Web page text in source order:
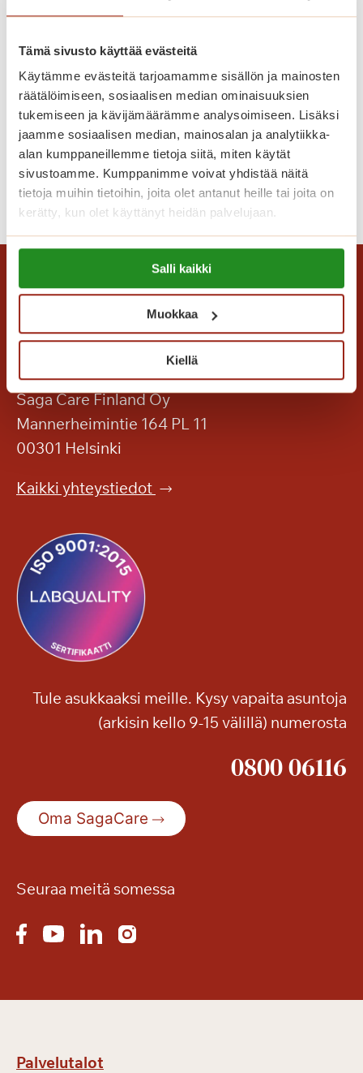
Tämä sivusto käyttää evästeitä
Käytämme evästeitä tarjoamamme sisällön ja mainosten
räätälöimiseen, sosiaalisen median ominaisuuksien
tukemiseen ja kävijämäärämme analysoimiseen. Lisäksi
jaamme sosiaalisen median, mainosalan ja analytiikka-
alan kumppaneillemme tietoja siitä, miten käytät
sivustoamme. Kumppanimme voivat yhdistää näitä
tietoja muihin tietoihin, joita olet antanut heille tai joita on
kerätty, kun olet käyttänyt heidän palvelujaan.
Lue lisää evästeistä:
https://sagacare.fi/evasteet/
Salli kaikki
Muokkaa
Kiellä
o
t
i
s
i
p
a
v
l
i
d
n
Tango hurmasi yleisön
Lue lisää
T
a
n
h
r
a
s
Saga Care Finland Oy
Mannerheimintie 164 PL 11
00301 Helsinki
Kaikki yhteystiedot
Tule asukkaaksi meille. Kysy vapaita asuntoja
(arkisin kello 9-15 välillä) numerosta
0800 06116
Oma SagaCare
Seuraa meitä somessa
Palvelutalot